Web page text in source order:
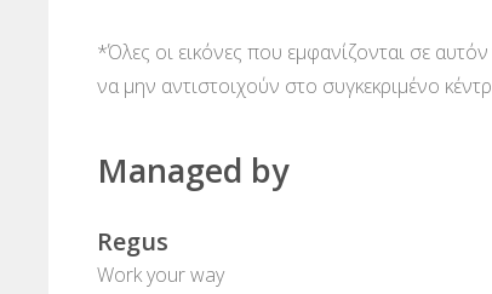
*Όλες οι εικόνες που εμφανίζονται σε
να μην αντιστοιχούν στο συγκεκριμένο
Managed by
Regus
Work your way